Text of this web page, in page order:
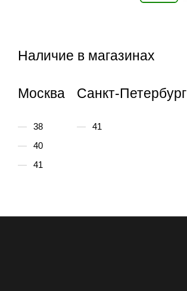
Наличие в магазинах
Москва
38
40
41
Санкт-Петербург
41